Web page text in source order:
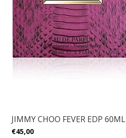
JIMMY CHOO FEVER EDP 60ML
€45,00